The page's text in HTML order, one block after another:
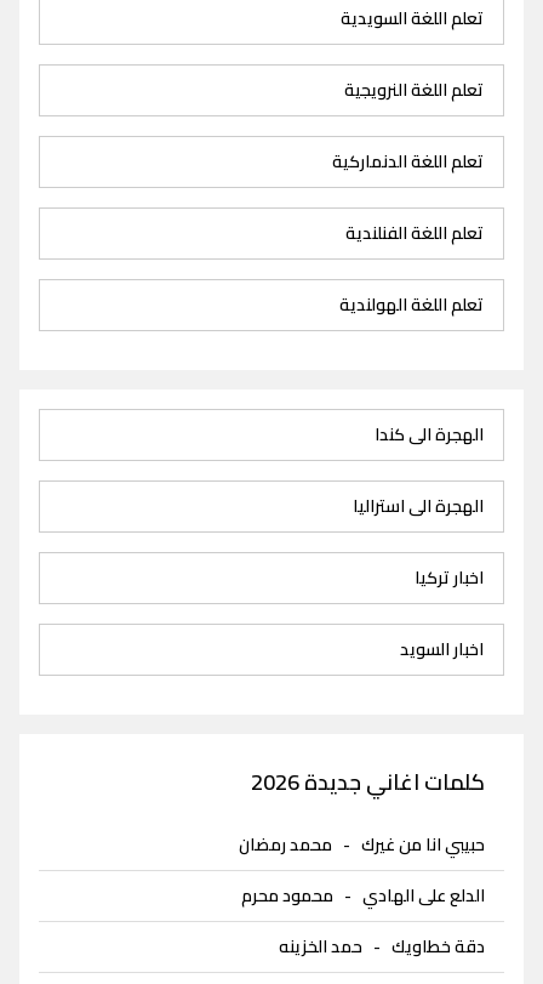
تعلم اللغة السويدية
تعلم اللغة النرويجية
تعلم اللغة الدنماركية
تعلم اللغة الفنلندية
تعلم اللغة الهولندية
الهجرة الى كندا
الهجرة الى استراليا
اخبار تركيا
اخبار السويد
كلمات اغاني جديدة 2026
حبيبي انا من غيرك - محمد رمضان
الدلع على الهادي - محمود محرم
دقة خطاويك - حمد الخزينه